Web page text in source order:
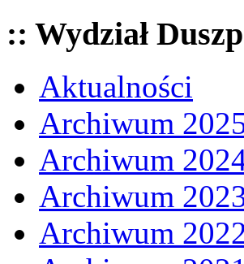
:: Wydział
Aktualności
Archiwum
Archiwum
Archiwum
Archiwum